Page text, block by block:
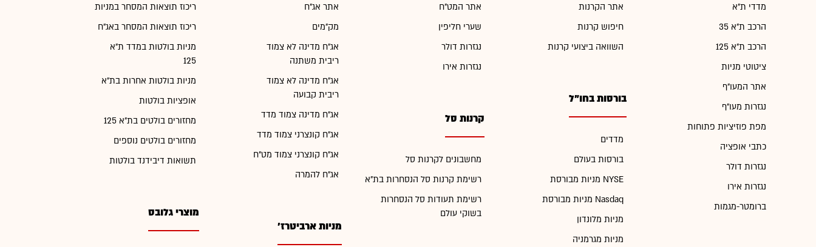
מדדי ת"א
הרכב ת"א 35
הרכב ת"א 125
ציטוטי מניות
אתר המעו"ף
נגזרות מעו"ף
מפת פוזיציות פתוחות
כתבי אופציה
נגזרות דולר
נגזרות אירו
ברומטר-מגמות
אתר הקרנות
חיפוש קרנות
השוואה ביצועי קרנות
בורסות בחו"ל
מדדים
בורסות בעולם
מניות מבורסת NYSE
מניות מבורסת Nasdaq
מניות מלונדון
מניות מגרמניה
אתר המט"ח
שערי חליפין
נגזרות דולר
נגזרות אירו
קרנות סל
מחשבונים לקרנות סל
רשימת קרנות סל הנסחרות בת"א
רשימת תעודות סל הנסחרות
בשוקי עולם
אתר אג"ח
מק"מים
אג"ח מדינה לא צמוד
ריבית משתנה
אג"ח מדינה לא צמוד
ריבית קבועה
אג"ח מדינה צמוד מדד
אג"ח קונצרני צמוד מדד
אג"ח קונצרני צמוד מט"ח
אג"ח להמרה
מניות ארביטרז'
ריכוז תוצאות המסחר במניות
ריכוז תוצאות המסחר באג"ח
מניות בולטות במדד ת"א
125
מניות בולטות אחרות בת"א
אופציות בולטות
מחזורים בולטים בת"א 125
מחזורים בולטים נוספים
תשואות דיבידנד בולטות
מוצרי גלובס